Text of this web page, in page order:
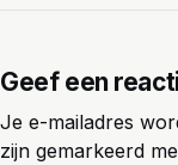
Geef een
Je e-mailadres
zijn gemarkeerd